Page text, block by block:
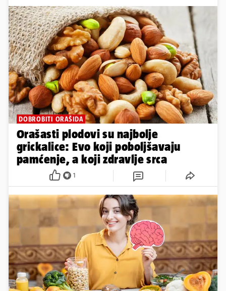
DOBROBITI ORAŠIDA
Orašasti plodovi su najbolje
grickalice: Evo koji poboljšavaju
pamćenje, a koji zdravlje srca
1